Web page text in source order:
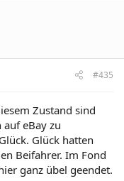
#435
Zustand sind
eBay zu
Glück hatten
Beifahrer. Im Fond
ganz übel geendet.